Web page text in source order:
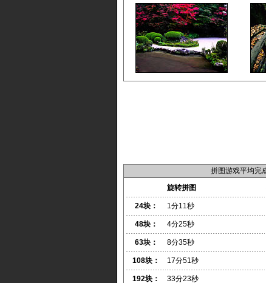
拼图游戏平均完
旋转拼图
24块： 1分11秒
48块： 4分25秒
63块： 8分35秒
108块： 17分51秒
192块： 33分23秒